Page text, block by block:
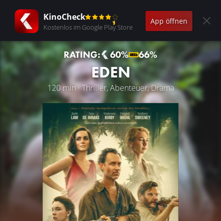
KinoCheck
Kostenlos im Google Play Store
App öffnen
RATING: 60% 66%
EDEN
120 min · Thriller, Abenteuer, Drama